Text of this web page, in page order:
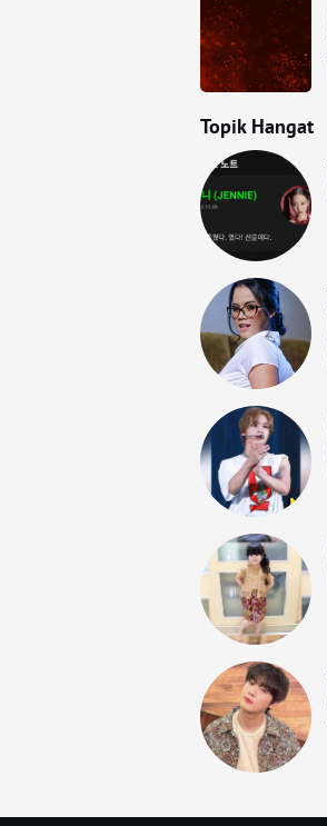
Topik Hangat